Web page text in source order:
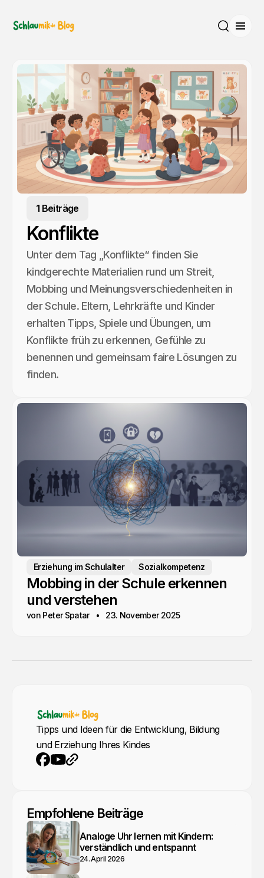
1 Beiträge
Konflikte
Unter dem Tag „Konflikte“ finden Sie
kindgerechte Materialien rund um Streit,
Mobbing und Meinungsverschiedenheiten in
der Schule. Eltern, Lehrkräfte und Kinder
erhalten Tipps, Spiele und Übungen, um
Konflikte früh zu erkennen, Gefühle zu
benennen und gemeinsam faire Lösungen zu
finden.
Erziehung im Schulalter Sozialkompetenz
Mobbing in der Schule erkennen
und verstehen
von Peter Spatar 23. November 2025
Tipps und Ideen für die Entwicklung, Bildung
und Erziehung Ihres Kindes
Empfohlene Beiträge
Analoge Uhr lernen mit Kindern:
verständlich und entspannt
24. April 2026